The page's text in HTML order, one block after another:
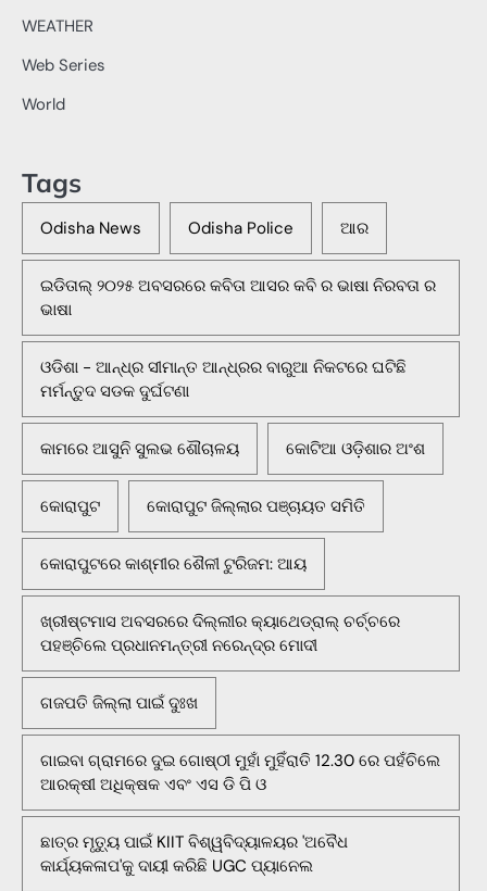
WEATHER
Web Series
World
Tags
Odisha News Odisha Police ଆର
ଇଡିତାଲ୍ ୨୦୨୫ ଅବସରରେ କବିତା ଆସର କବି ର ଭାଷା ନିରବତା ର
ଭାଷା
ଓଡିଶା - ଆନ୍ଧ୍ର ସୀମାନ୍ତ ଆନ୍ଧ୍ରର ବାରୁଆ ନିକଟରେ ଘଟିଛି
ମର୍ମନ୍ତୁଦ ସଡକ ଦୁର୍ଘଟଣା
କାମରେ ଆସୁନି ସୁଲଭ ଶୌଚାଳୟ କୋଟିଆ ଓଡ଼ିଶାର ଅଂଶ
କୋରାପୁଟ କୋରାପୁଟ ଜିଲ୍ଲାର ପଞ୍ଚାୟତ ସମିତି
କୋରାପୁଟରେ କାଶ୍ମୀର ଶୈଳୀ ଟୁରିଜମ: ଆୟ
ଖ୍ରୀଷ୍ଟମାସ ଅବସରରେ ଦିଲ୍ଲୀର କ୍ୟାଥେଡ୍ରାଲ୍ ଚର୍ଚ୍ଚରେ
ପହଞ୍ଚିଲେ ପ୍ରଧାନମନ୍ତ୍ରୀ ନରେନ୍ଦ୍ର ମୋଦୀ
ଗଜପତି ଜିଲ୍ଲା ପାଇଁ ଦୁଃଖ
ଗାଇବା ଗ୍ରାମରେ ଦୁଇ ଗୋଷ୍ଠୀ ମୁହାଁ ମୁହିଁରାତି 12.30 ରେ ପହଁଚିଲେ
ଆରକ୍ଷୀ ଅଧିକ୍ଷକ ଏବଂ ଏସ ଡି ପି ଓ
ଛାତ୍ର ମୃତ୍ୟୁ ପାଇଁ KIIT ବିଶ୍ୱବିଦ୍ୟାଳୟର 'ଅବୈଧ
କାର୍ଯ୍ୟକଳାପ'କୁ ଦାୟୀ କରିଛି UGC ପ୍ୟାନେଲ